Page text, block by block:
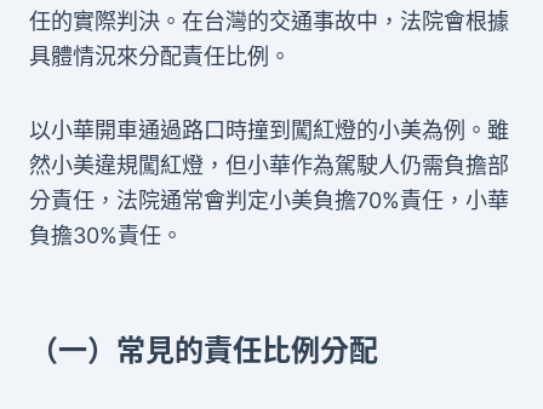
任的實際判決。在台灣的交通事故中，法院會根據
具體情況來分配責任比例。
以小華開車通過路口時撞到闖紅燈的小美為例。雖
然小美違規闖紅燈，但小華作為駕駛人仍需負擔部
分責任，法院通常會判定小美負擔70%責任，小華
負擔30%責任。
（一）常見的責任比例分配